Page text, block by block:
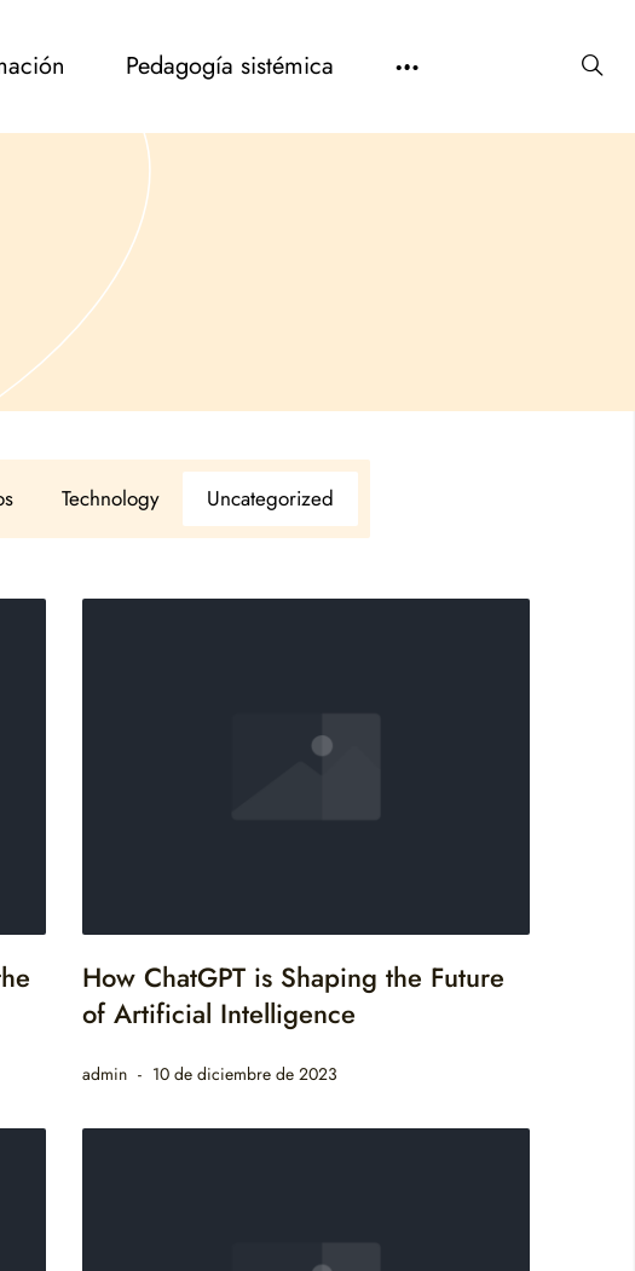
Pedagogía sistémica
Technology Uncategorized
How ChatGPT is Shaping the Future
of Artificial Intelligence
admin 10 de diciembre de 2023